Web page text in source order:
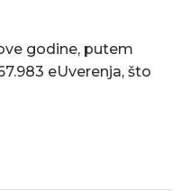
godine, putem
eUverenja, što